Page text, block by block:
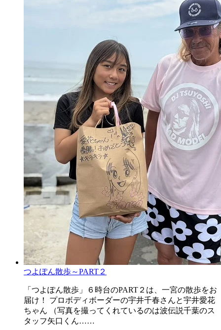
つよぽん散歩～PART２
「つよぽん散歩」６時台のPART２は、一宮の散歩をお
届け！ プロボディボーダーの宇井千春さんと宇井愛花
ちゃん （写真を撮ってくれているのは波伝説千葉のス
タッフ矢口くん……